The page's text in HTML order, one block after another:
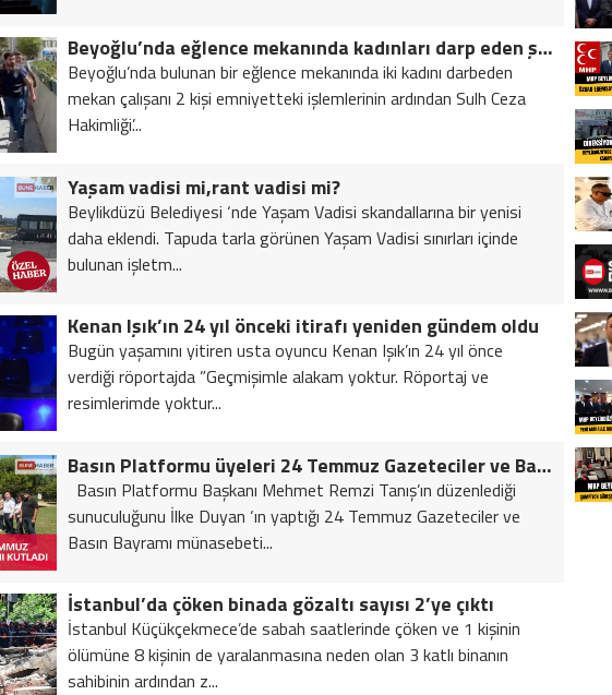
Beyoğlu’nda eğlence mekanında kadınları darp eden şahıslar tutuklandı
Beyoğlu’nda bulunan bir eğlence mekanında iki kadını darbeden
mekan çalışanı 2 kişi emniyetteki işlemlerinin ardından Sulh Ceza
Hakimliği’...
Yaşam vadisi mi,rant vadisi mi?
Beylikdüzü Belediyesi ‘nde Yaşam Vadisi skandallarına bir yenisi
daha eklendi. Tapuda tarla görünen Yaşam Vadisi sınırları içinde
bulunan işletm...
Kenan Işık’ın 24 yıl önceki itirafı yeniden gündem oldu
Bugün yaşamını yitiren usta oyuncu Kenan Işık’ın 24 yıl önce
verdiği röportajda ”Geçmişimle alakam yoktur. Röportaj ve
resimlerimde yoktur...
Basın Platformu üyeleri 24 Temmuz Gazeteciler ve Basın Bayramı’nı kutladı
Basın Platformu Başkanı Mehmet Remzi Tanış’ın düzenlediği
sunuculuğunu İlke Duyan ‘ın yaptığı 24 Temmuz Gazeteciler ve
Basın Bayramı münasebeti...
İstanbul’da çöken binada gözaltı sayısı 2’ye çıktı
İstanbul Küçükçekmece’de sabah saatlerinde çöken ve 1 kişinin
ölümüne 8 kişinin de yaralanmasına neden olan 3 katlı binanın
sahibinin ardından z...